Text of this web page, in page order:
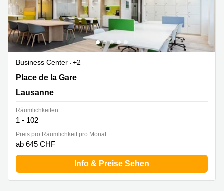
Business Center
+2
Place de la Gare 12, Lausanne
Place de la Gare
Lausanne
Räumlichkeiten:
1 - 102
Preis pro Räumlichkeit pro Monat:
ab 645 CHF
Info & Preise Sehen